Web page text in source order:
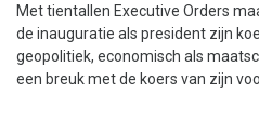
Met tientallen Executive Orders
de inauguratie als president zijn
geopolitiek, economisch als
een breuk met de koers van zijn